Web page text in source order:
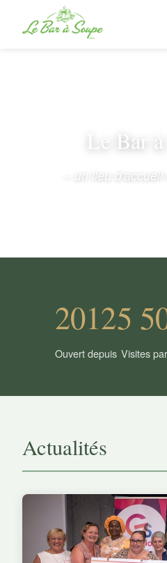
Le Bar
– un lieu d'accueil
2012
Ouvert depuis
5
Visites
Actualités